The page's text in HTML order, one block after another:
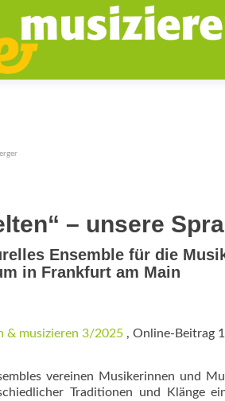
– unsere
Ensemble für die
in Frankfurt am Main
& musizieren 3/2025 , Online-Beitrag
vereinen Musikerinnen und
Traditionen und Klänge